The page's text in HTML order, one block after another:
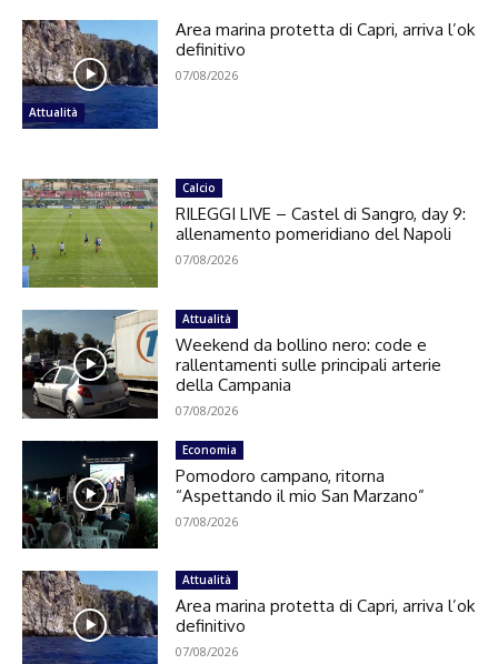
Attualità
Area marina protetta di Capri, arriva l’ok
definitivo
07/08/2026
Calcio
RILEGGI LIVE – Castel di Sangro, day 9:
allenamento pomeridiano del Napoli
07/08/2026
Attualità
Weekend da bollino nero: code e
rallentamenti sulle principali arterie
della Campania
07/08/2026
Economia
Pomodoro campano, ritorna
“Aspettando il mio San Marzano”
07/08/2026
Attualità
Area marina protetta di Capri, arriva l’ok
definitivo
07/08/2026